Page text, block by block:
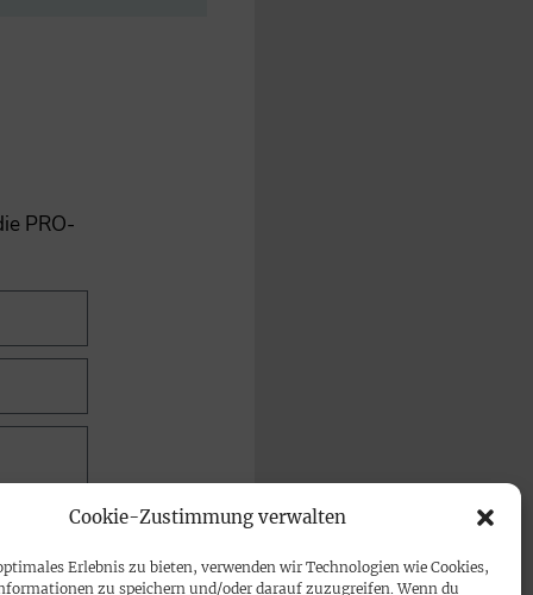
Cookie-Zustimmung verwalten
Erlebnis zu bieten, verwenden wir Technologien wie Cookies,
zu speichern und/oder darauf zuzugreifen. Wenn du
PRO-